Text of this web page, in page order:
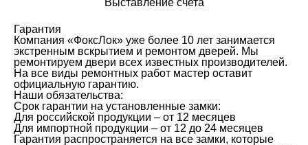
Выставление счета
Гарантия
Компания «ФоксЛок» уже более 10 лет занимается
экстренным вскрытием и ремонтом дверей. Мы
ремонтируем двери всех известных производителей.
На все виды ремонтных работ мастер оставит
официальную гарантию.
Наши обязательства:
Срок гарантии на установленные замки:
Для российской продукции – от 12 месяцев
Для импортной продукции – от 12 до 24 месяцев
Гарантия распространяется на все замки, которые